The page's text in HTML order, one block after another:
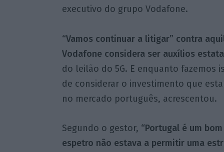
executivo do grupo Vodafone.
“Vamos continuar a litigar” contra
Vodafone considera ser auxílios
do leilão do 5G. E enquanto fazemos
de considerar o investimento que
no mercado português, acrescentou.
Segundo o gestor, “Portugal é um
espetro não estava a permitir uma